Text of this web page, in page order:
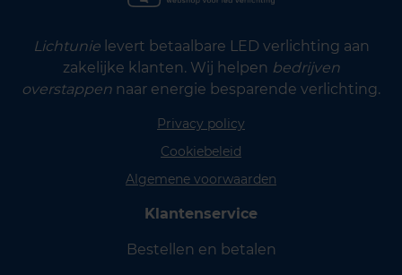
Lichtunielevert betaalbare LED verlichting aan
zakelijke klanten. Wij helpen bedrijven
overstappen naar energie besparende verlichting.
Privacy policy
Cookiebeleid
Algemene voorwaarden
Klantenservice
Bestellen en betalen